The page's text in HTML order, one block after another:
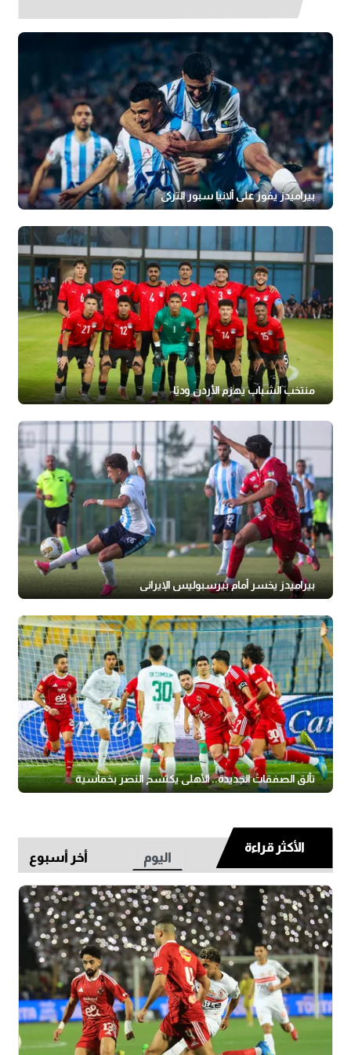
بيراميدز يفوز على ألانيا سبور التركي
منتخب الشباب يهزم الأردن وديًا
بيراميدز يخسر أمام بيرسبوليس الإيراني
تألق الصفقات الجديدة.. الأهلي يكتسح النصر بخماسية
الأكثر قراءة
اليوم أخر أسبوع